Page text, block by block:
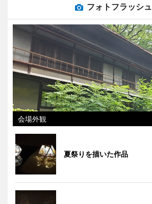
フォトフラッシュ
会場外観
夏祭りを描いた作品